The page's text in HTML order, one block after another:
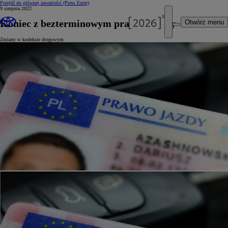
Przejdź do głównej zawartości (Press Enter)
Otwórz menu
9 sierpnia 2022
Koniec z bezterminowym prawem jazdy
Zmiany w kodeksie drogowym